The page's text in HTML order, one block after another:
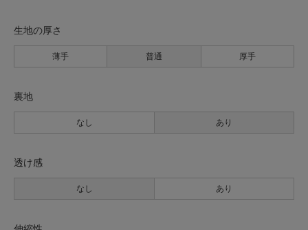
生地の厚さ
薄手 普通 厚手
裏地
なし あり
透け感
なし あり